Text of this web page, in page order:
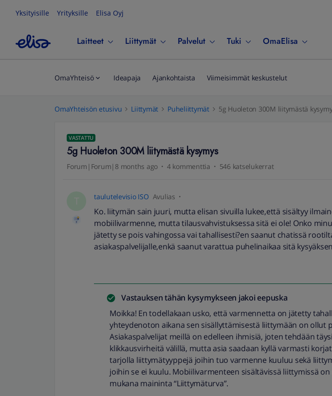
Yksityisille Yrityksille Elisa Oyj
Laitteet Liittymät Palvelut Tuki OmaElisa
OmaYhteisö Ideapaja Ajankohtaista Viimeisimmät keskustelut
OmaYhteisön etusivu Liittymät Puheliittymät 5g Huoleton 300M liitymästä
VASTATTU
5g Huoleton 300M liitymästä kysymys
Forum|Forum|8 months ago 4 kommenttia 546 katselukerrat
taulutelevisio ISO Avulias
Ko. liitymän sain juuri, mutta elisan sivuilla lukee,että sisältyy
mobiilivarmenne, mutta tilausvahvistuksessa sitä ei ole! Onko
jätetty se pois vahingossa vai tahallisesti?en saanut chatissä
asiakaspalvelijalle,enkä saanut varattua puhelinaikaa sitä
Vastauksen tähän kysymykseen jakoi eepuska
Moikka! En todellakaan usko, että varmennetta on jätetty
yhteydenoton aikana sen sisällyttämisestä liittymään on ollut
Asiakaspalvelijat meillä on edelleen ihmisiä, joten tehdään
klikkausvirheitä välillä, mutta asia saadaan kyllä varmasti
tarjolla liittymätyyppejä joihin tuo varmenne kuuluu sekä
joihin se ei kuulu. Mobiilivarmenteen sisältävissä liittymissä on
mukana maininta “Liittymäturva”.